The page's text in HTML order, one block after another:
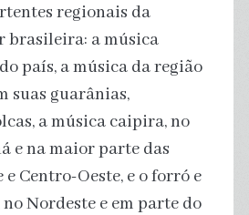
regionais da
brasileira: a música
país, a música da região
suas guarânias,
a música caipira, no
e na maior parte das
e Centro-Oeste, e o forró e
Nordeste e em parte do